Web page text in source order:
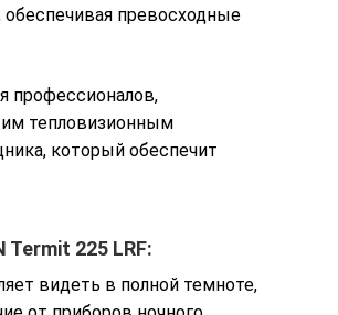
превосходные
профессионалов,
тепловизионным
который обеспечит
Termit 225 LRF:
видеть в полной темноте,